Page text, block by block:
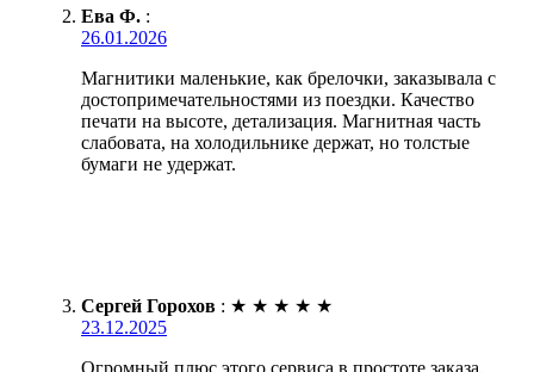
Ева Ф. :
26.01.2026
Магнитики маленькие, как брелочки, заказывала с
достопримечательностями из поездки. Качество
печати на высоте, детализация. Магнитная часть
слабовата, на холодильнике держат, но толстые
бумаги не удержат.
Сергей Горохов : ★ ★ ★ ★ ★
23.12.2025
Огромный плюс этого сервиса в простоте заказа.